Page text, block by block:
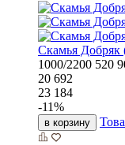
Скамья Добряк
1000/2200 520
20 692
23 184
-11%
в корзину